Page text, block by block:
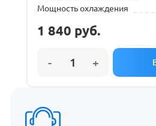
Мощность охлаждения
1 840 руб.